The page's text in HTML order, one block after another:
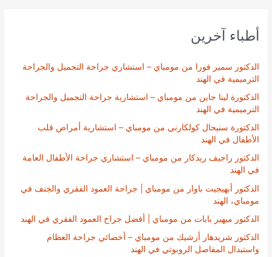
أطباء آخرين
الدكتور سمير فورا من مومباي – استشاري جراحة التجميل والجراحة
الترميمية في الهند
الدكتورة لينا جاين من مومباي – استشارية جراحة التجميل والجراحة
الترميمية في الهند
الدكتورة سنيحال كولكارني من مومباي – استشارية أمراض قلب
الأطفال في الهند
الدكتور راجيف ريدكار من مومباي – استشاري جراحة الأطفال العامة
في الهند
الدكتور أبهيجيت باوار من مومباي | جراحة العمود الفقري والجنف في
مومباي، الهند
الدكتور ميهير بابات من مومباي | أفضل جراح العمود الفقري في الهند
الدكتور شريدهار أرشيك من مومباي – أخصائي جراحة العظام
واستبدال المفاصل الروبوتي في الهند